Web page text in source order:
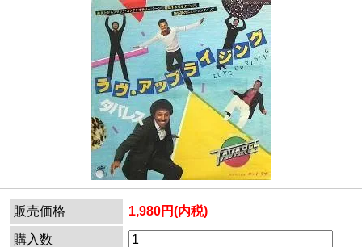
販売価格 1,980円(内税)
購入数